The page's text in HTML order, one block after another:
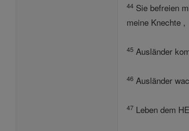
44 Sie befreien
meine Knechte ,
45 Ausländer
46 Ausländer
47 Leben dem